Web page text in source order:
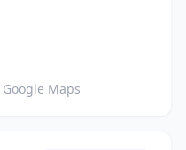
Google Maps